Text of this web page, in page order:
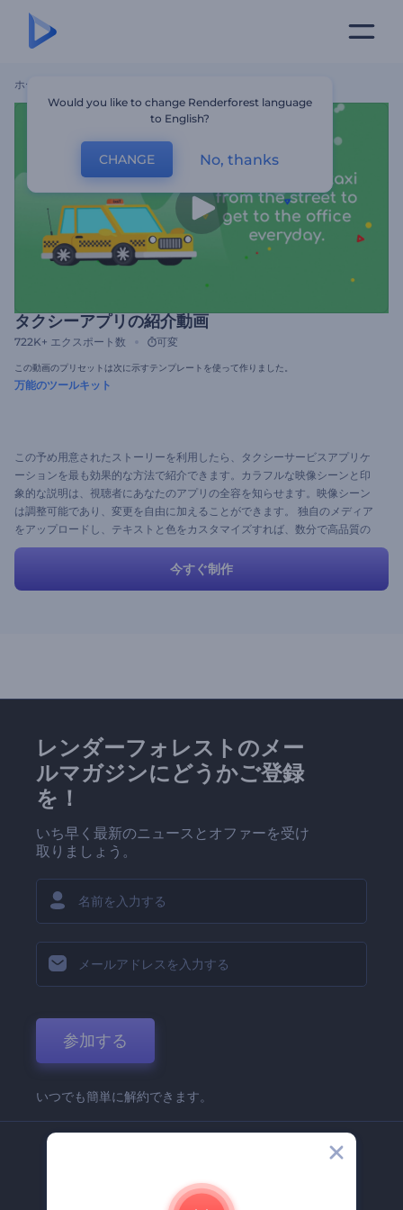
ホーム
タクシーアプリの紹介動画
722K+ エクスポート数 可変
この動画のプリセットは次に示すテンプレートを使って作りました。
万能のツールキット
この予め用意されたストーリーを利用したら、タクシーサービスアプリケ
ーションを最も効果的な方法で紹介できます。カラフルな映像シーンと印
象的な説明は、視聴者にあなたのアプリの全容を知らせます。映像シーン
は調整可能であり、変更を自由に加えることができます。 独自のメディア
をアップロードし、テキストと色をカスタマイズすれば、数分で高品質の
プロのプロモーションビデオを準備できます。
今すぐ制作
レンダーフォレストのメー
ルマガジンにどうかご登録
を！
いち早く最新のニュースとオファーを受け
取りましょう。
参加する
いつでも簡単に解約できます。
Renderforest 企業情報
Would you like to change Renderforest language
to English?
CHANGE No, thanks